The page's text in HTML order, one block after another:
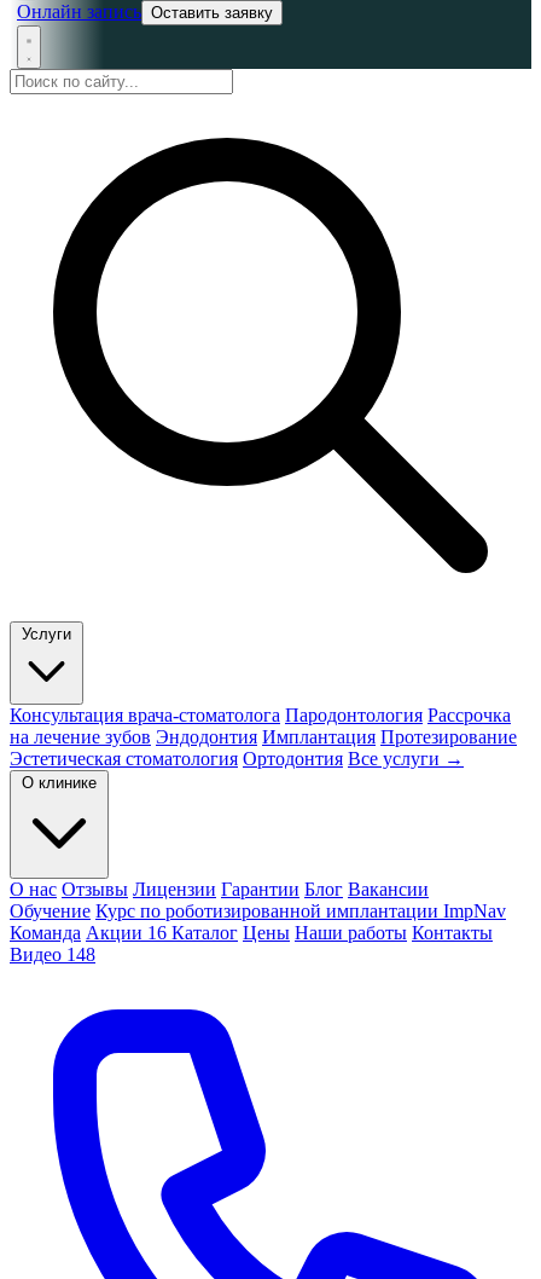
Онлайн запись Оставить заявку
Услуги
Консультация врача-стоматолога Пародонтология Рассрочка
на лечение зубов Эндодонтия Имплантация Протезирование
Эстетическая стоматология Ортодонтия Все услуги →
О клинике
О нас Отзывы Лицензии Гарантии Блог Вакансии
Обучение Курс по роботизированной имплантации ImpNav
Команда Акции 16 Каталог Цены Наши работы Контакты
Видео 148